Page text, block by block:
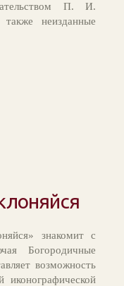
П. И.
неизданные
знакомит с
Богородичные
возможность
иконографической